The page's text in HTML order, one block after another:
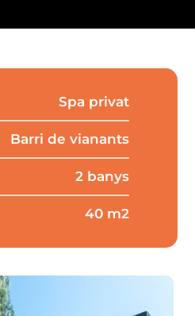
Spa privat
Barri de vianants
2 banys
40 m2